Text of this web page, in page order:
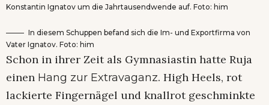
Konstantin Ignatov um die Jahrtausendwende auf. Foto: him
In diesem Schuppen befand sich die Im- und Exportfirma von
Vater Ignatov. Foto: him
Schon in ihrer Zeit als Gymnasiastin hatte Ruja
einen Hang zur Extravaganz. High Heels, rot
lackierte Fingernägel und knallrot geschminkte